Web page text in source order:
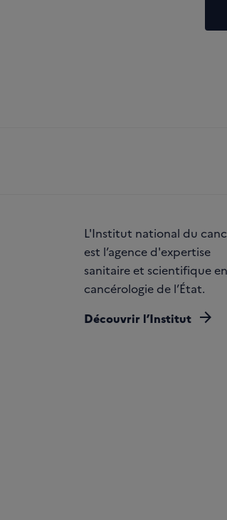
L'Institut national du
est l’agence d'expertise
sanitaire et scientifique en
cancérologie de l’État.
Découvrir l’Institut arrow_forward